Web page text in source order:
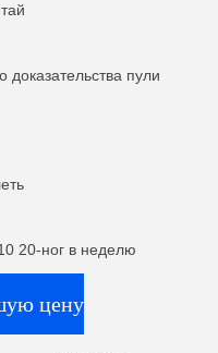
пули
20-ног в неделю
цену